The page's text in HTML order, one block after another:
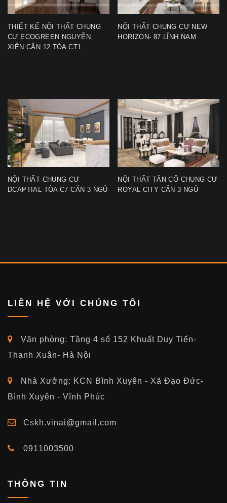
THIẾT KẾ NỘI THẤT CHUNG
CƯ ECOGREEN NGUYỄN
XIỂN CĂN 12 TÒA CT1
NỘI THẤT CHUNG CƯ NEW
HORIZON- 87 LĨNH NAM
NỘI THẤT CHUNG CƯ
DCAPTIAL TÒA C7 CĂN 3 NGỦ
NỘI THẤT TÂN CỔ CHUNG CƯ
ROYAL CITY CĂN 3 NGỦ
LIÊN HỆ VỚI CHÚNG TÔI
Văn phòng: Tầng 4 số 152 Khuất Duy Tiến-
Thanh Xuân- Hà Nội
Nhà Xưởng: KCN Bình Xuyên - Xã Đạo Đức-
Bình Xuyên - Vĩnh Phúc
Cskh.vinai@gmail.com
0911003500
THÔNG TIN